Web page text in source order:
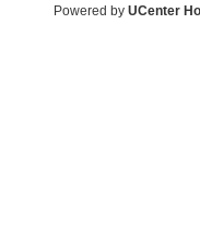
Powered by UCenter